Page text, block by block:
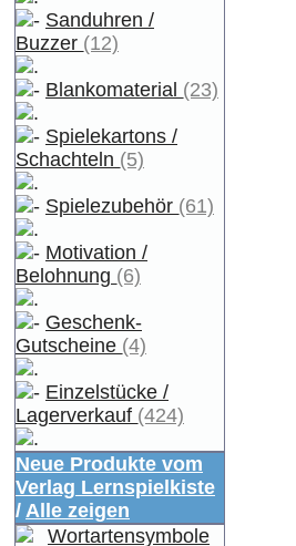
Sanduhren /
Buzzer (12)
Blankomaterial (23)
Spielekartons /
Schachteln (5)
Spielezubehör (61)
Motivation /
Belohnung (6)
Geschenk-
Gutscheine (4)
Einzelstücke /
Lagerverkauf (424)
Neue Produkte vom
Verlag Lernspielkiste
/ Alle zeigen